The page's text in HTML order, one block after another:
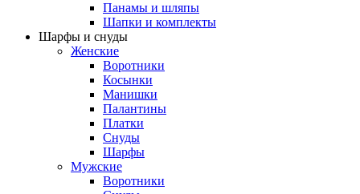
Панамы и шляпы
Шапки и комплекты
Шарфы и снуды
Женские
Воротники
Косынки
Манишки
Палантины
Платки
Снуды
Шарфы
Мужские
Воротники